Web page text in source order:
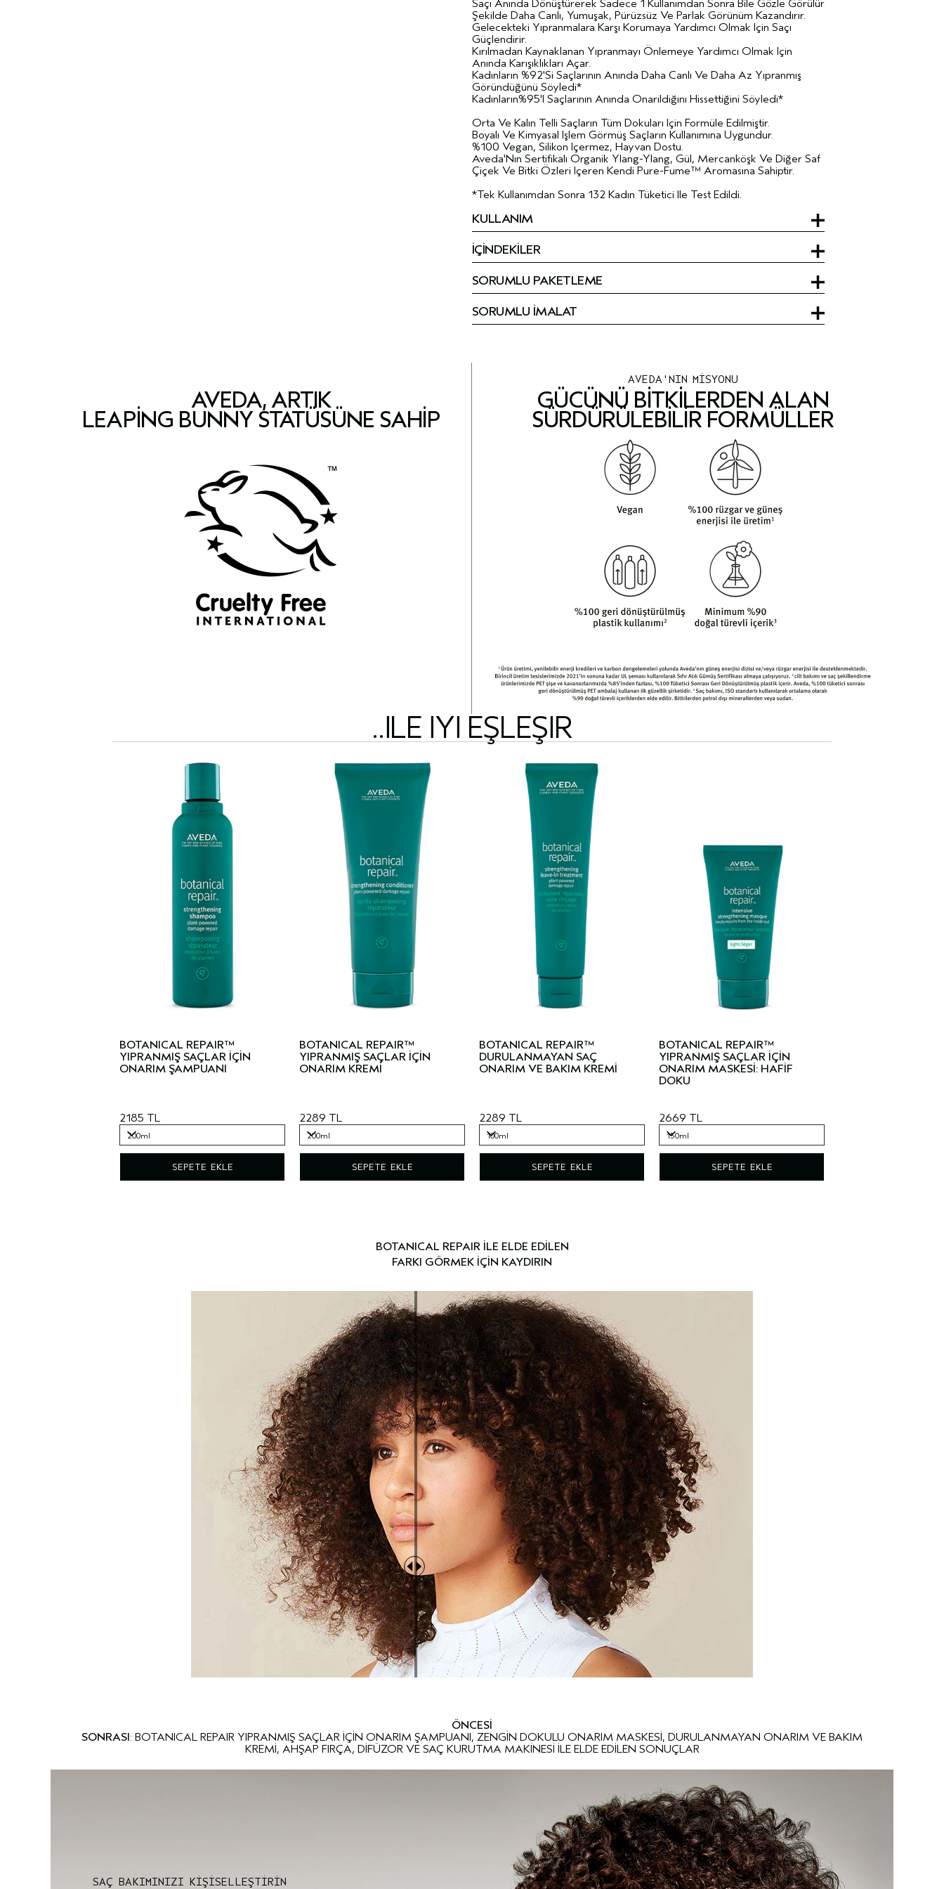
Saçı Anında Dönüştürerek Sadece 1 Kullanımdan Sonra Bile Gözle Görülür
Şekilde Daha Canlı, Yumuşak, Pürüzsüz Ve Parlak Görünüm Kazandırır.
Gelecekteki Yıpranmalara Karşı Korumaya Yardımcı Olmak Için Saçı
Güçlendirir.
Kırılmadan Kaynaklanan Yıpranmayı Önlemeye Yardımcı Olmak Için
Anında Karışıklıkları Açar.
Kadınların %92'Si Saçlarının Anında Daha Canlı Ve Daha Az Yıpranmış
Göründüğünü Söyledi*
Kadınların%95'I Saçlarının Anında Onarıldığını Hissettiğini Söyledi*
Orta Ve Kalın Telli Saçların Tüm Dokuları Için Formüle Edilmiştir.
Boyalı Ve Kimyasal Işlem Görmüş Saçların Kullanımına Uygundur.
%100 Vegan, Silikon Içermez, Hayvan Dostu.
Aveda'Nın Sertifikalı Organik Ylang-Ylang, Gül, Mercanköşk Ve Diğer Saf
Çiçek Ve Bitki Özleri Içeren Kendi Pure-Fume™ Aromasına Sahiptir.
*Tek Kullanımdan Sonra 132 Kadın Tüketici Ile Test Edildi.
KULLANIM
İÇİNDEKİLER
SORUMLU PAKETLEME
SORUMLU İMALAT
AVEDA, ARTIK
LEAPING BUNNY STATÜSÜNE SAHIP
AVEDA'NIN MİSYONU
GÜCÜNÜ BITKILERDEN ALAN
SÜRDÜRÜLEBILIR FORMÜLLER
..ILE IYI EŞLEŞIR
BOTANICAL REPAIR™
YIPRANMIŞ SAÇLAR İÇİN
ONARIM ŞAMPUANI
2185 TL
200ml
SEPETE EKLE
BOTANICAL REPAIR™
YIPRANMIŞ SAÇLAR İÇİN
ONARIM KREMİ
2289 TL
200ml
SEPETE EKLE
BOTANICAL REPAIR™
DURULANMAYAN SAÇ
ONARIM VE BAKIM KREMİ
2289 TL
100ml
SEPETE EKLE
BOTANICAL REPAIR™
YIPRANMIŞ SAÇLAR İÇİN
ONARIM MASKESİ: HAFİF
DOKU
2669 TL
150ml
SEPETE EKLE
BOTANICAL REPAIR İLE ELDE EDİLEN
FARKI GÖRMEK İÇİN KAYDIRIN
ÖNCESİ
SONRASI: BOTANICAL REPAIR YIPRANMIŞ SAÇLAR İÇİN ONARIM ŞAMPUANI, ZENGİN DOKULU ONARIM MASKESİ, DURULANMAYAN ONARIM VE BAKIM
KREMİ, AHŞAP FIRÇA, DİFÜZOR VE SAÇ KURUTMA MAKİNESİ İLE ELDE EDİLEN SONUÇLAR
SAÇ BAKIMINIZI KİŞİSELLEŞTİRİN